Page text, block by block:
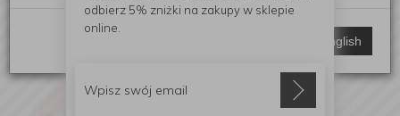
Switch to English
odbierz 5% zniżki na zakupy w sklepie
online.